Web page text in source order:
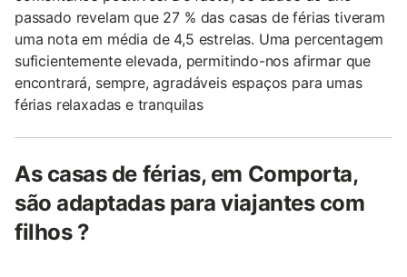
passado revelam que 27 % das casas de férias tiveram
uma nota em média de 4,5 estrelas. Uma percentagem
suficientemente elevada, permitindo-nos afirmar que
encontrará, sempre, agradáveis espaços para umas
férias relaxadas e tranquilas
As casas de férias, em Comporta,
são adaptadas para viajantes com
filhos ?